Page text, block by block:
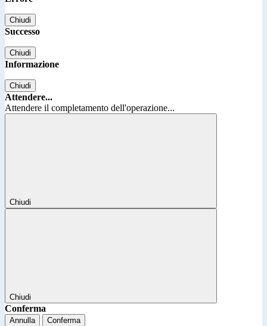
Chiudi
Successo
Chiudi
Informazione
Chiudi
Attendere...
Attendere il completamento dell'operazione...
Chiudi
Chiudi
Conferma
Annulla Conferma